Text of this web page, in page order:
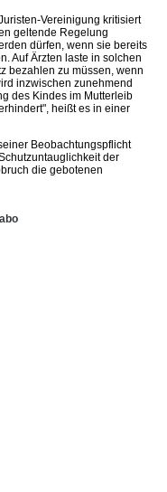
Vereinigung kritisiert
geltende Regelung
dürfen, wenn sie bereits
Auf Ärzten laste in solchen
bezahlen zu müssen, wenn
inzwischen zunehmend
des Kindes im Mutterleib
heißt es in einer
Beobachtungspflicht
der
die gebotenen